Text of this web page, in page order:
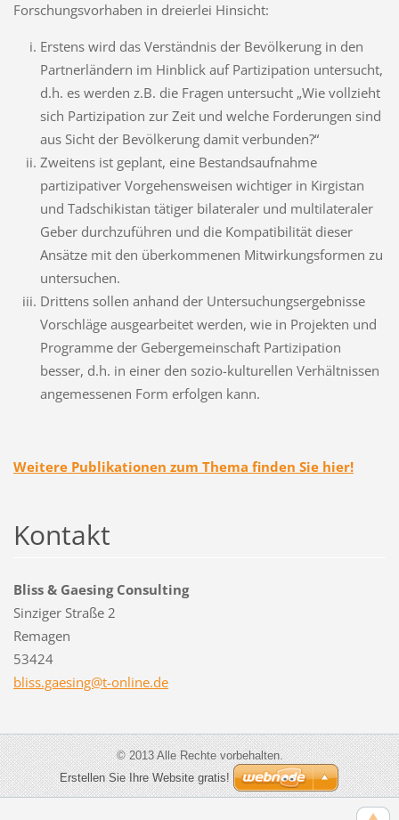
Forschungsvorhaben in dreierlei Hin­sicht:
Erstens wird das Verständnis der Bevölkerung in den
Partnerländern im Hinblick auf Partizipation untersucht,
d.h. es werden z.B. die Fragen untersucht „Wie voll­zieht
sich Partizipation zur Zeit und welche Forderungen sind
aus Sicht der Be­völkerung damit verbunden?“
Zweitens ist geplant, eine Bestandsaufnahme
partizipativer Vorgehensweisen wich­tiger in Kirgistan
und Tadschikistan tätiger bilateraler und multilateraler
Geber durchzuführen und die Kompatibilität dieser
Ansätze mit den überkommenen Mit­wirkungsformen zu
untersuchen.
Drittens sollen anhand der Untersuchungsergebnisse
Vorschläge ausgearbeitet werden, wie in Projekten und
Programme der Gebergemeinschaft Partizipation
besser, d.h. in einer den sozio-kulturellen Verhältnissen
angemessenen Form er­folgen kann.
Weitere Publikationen zum Thema finden Sie hier!
Kontakt
Bliss & Gaesing Consulting
Sinziger Straße 2
Remagen
53424
bliss.gaesing@t-online.de
© 2013 Alle Rechte vorbehalten.
Erstellen Sie Ihre Website gratis!